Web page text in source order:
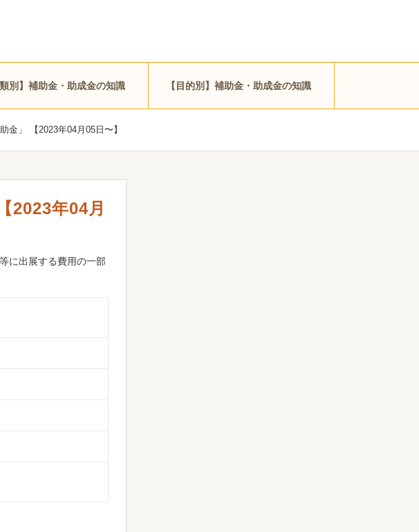
類別】補助金・助成金の知識 【目的別】補助金・助成金の知識
金」 【2023年04月05日〜】
2023年04月
に出展する費用の一部